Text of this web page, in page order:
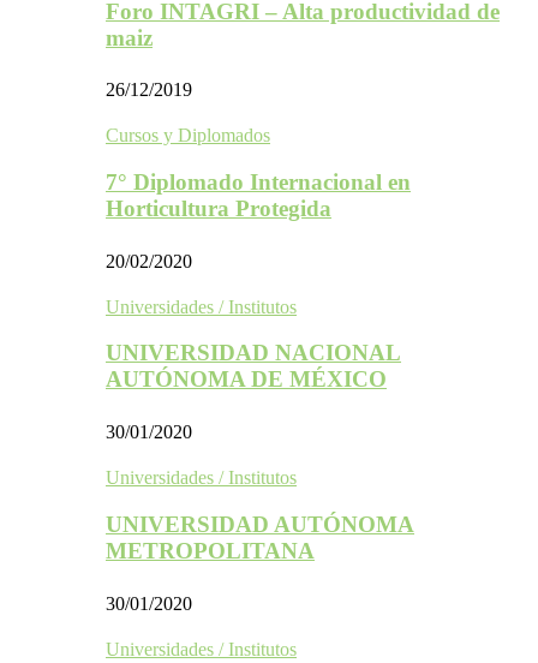
Foro INTAGRI – Alta productividad de
maiz
26/12/2019
Cursos y Diplomados
7° Diplomado Internacional en
Horticultura Protegida
20/02/2020
Universidades / Institutos
UNIVERSIDAD NACIONAL
AUTÓNOMA DE MÉXICO
30/01/2020
Universidades / Institutos
UNIVERSIDAD AUTÓNOMA
METROPOLITANA
30/01/2020
Universidades / Institutos